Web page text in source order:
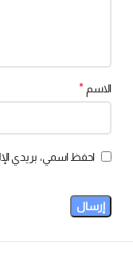
الاسم *
احفظ اسمي، بريدي